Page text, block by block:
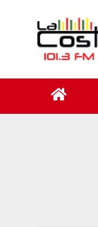
contenido